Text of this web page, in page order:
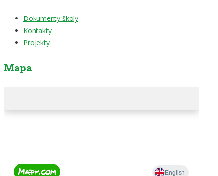
Dokumenty školy
Kontakty
Projekty
Mapa